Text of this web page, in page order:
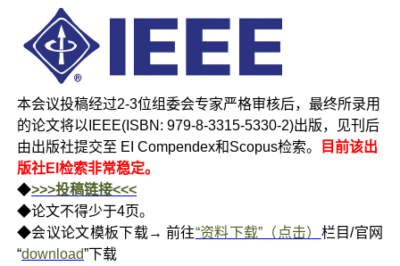
本会议投稿经过2-3位组委会专家严格审核后，最终所录用
的论文将以IEEE(ISBN: 979-8-3315-5330-2)出版，见刊后
由出版社提交至 EI Compendex和Scopus检索。
目前该出
版社EI检索非常稳定。
◆>>>投稿链接<<<
◆论文不得少于4页。
◆会议论文模板下载→ 前往“资料下载”（点击） 栏目/官网
“download”下载